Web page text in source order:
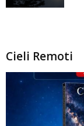
Cieli Remoti